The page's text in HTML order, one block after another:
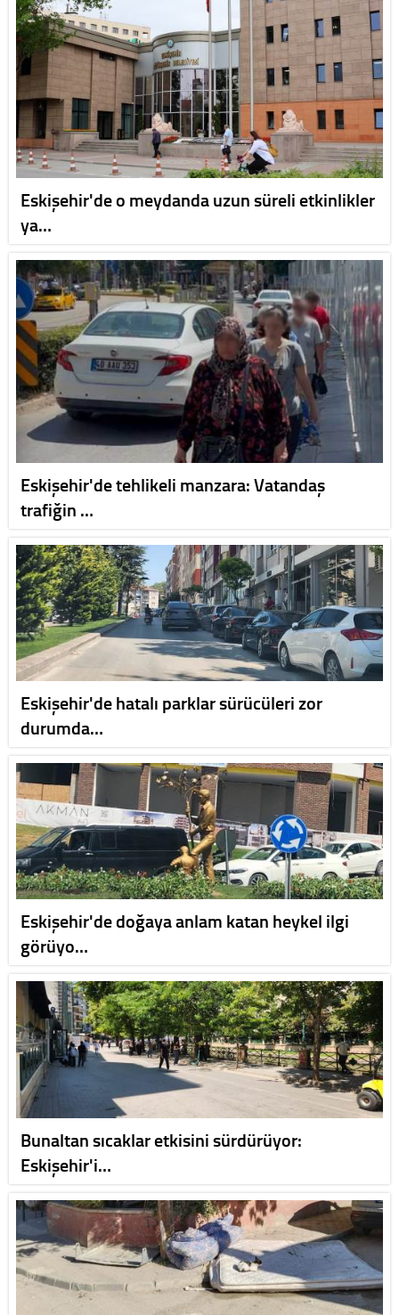
Eskişehir'de o meydanda uzun süreli etkinlikler
ya…
Eskişehir'de tehlikeli manzara: Vatandaş
trafiğin …
Eskişehir'de hatalı parklar sürücüleri zor
durumda…
Eskişehir'de doğaya anlam katan heykel ilgi
görüyo…
Bunaltan sıcaklar etkisini sürdürüyor:
Eskişehir'i…